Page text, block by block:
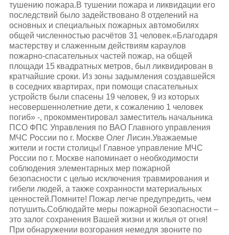
тушению пожара.В тушении пожара и ликвидации его
последствий было задействовано 8 отделений на
основных и специальных пожарных автомобилях
общей численностью расчётов 31 человек.«Благодаря
мастерству и слаженным действиям караулов
пожарно-спасательных частей пожар, на общей
площади 15 квадратных метров, был ликвидирован в
кратчайшие сроки. Из зоны задымления создавшейся
в соседних квартирах, при помощи спасательных
устройств были спасены 19 человек, 9 из которых
несовершеннолетние дети, к сожалению 1 человек
погиб» -, прокомментировал заместитель начальника
ПСО ФПС Управления по ВАО Главного управления
МЧС России по г. Москве Олег Лисин.Уважаемые
жители и гости столицы! Главное управление МЧС
России по г. Москве напоминает о необходимости
соблюдения элементарных мер пожарной
безопасности с целью исключения травмирования и
гибели людей, а также сохранности материальных
ценностей.Помните! Пожар легче предупредить, чем
потушить.Соблюдайте меры пожарной безопасности –
это залог сохранения Вашей жизни и жилья от огня!
При обнаружении возгорания немедля звоните по